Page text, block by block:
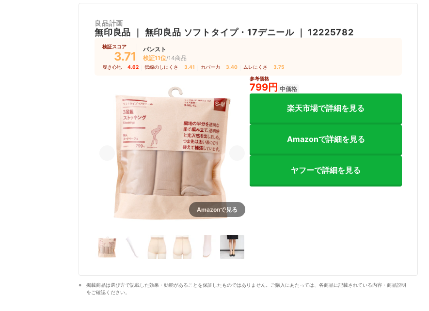
良品計画
無印良品 無印良品 ソフトタイプ・17デニール 12225782
検証スコア
3.71
パンスト
検証11位/14商品
履き心地 4.62 伝線のしにくさ 3.41 カバー力 3.40 ムレにくさ 3.75
Amazonで見る
参考価格
799円 中価格
楽天市場で詳細を見る
Amazonで詳細を見る
ヤフーで詳細を見る
掲載商品は選び方で記載した効果・効能があることを保証したものではありません。ご購入にあたっては、各商品に記載されている内容・商品説明
をご確認ください。